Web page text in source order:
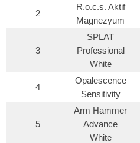
2
R.o.c.s. Aktif
Magnezyum
3
SPLAT
Professional
White
4
Opalescence
Sensitivity
5
Arm Hammer
Advance
White